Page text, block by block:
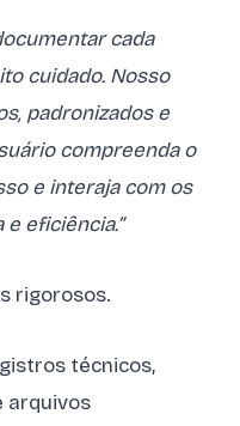
cada
cuidado. Nosso
padronizados e
compreenda o
e interaja com os
eficiência.”
rigorosos.
técnicos,
arquivos